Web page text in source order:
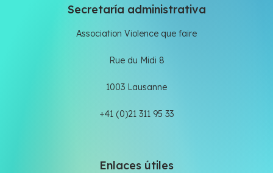
Secretaría administrativa
Association Violence que faire
Rue du Midi 8
1003 Lausanne
+41 (0)21 311 95 33
Enlaces útiles